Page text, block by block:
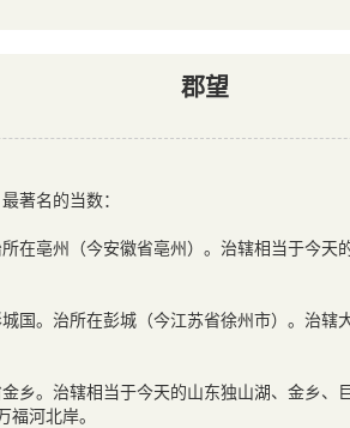
郡望
著名的当数：
在亳州（今安徽省亳州）。治辖相当于今天
国。治所在彭城（今江苏省徐州市）。治
乡。治辖相当于今天的山东独山湖、金乡
河北岸。